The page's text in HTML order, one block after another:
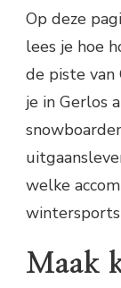
Op deze
lees je hoe
de piste
je in Gerlos
welke
Maak